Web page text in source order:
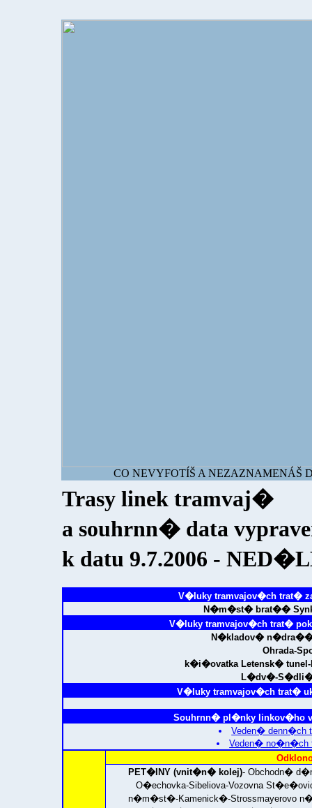
CO NEVYFOTÍŠ A NEZAZNAMENÁŠ
Trasy linek tramvaj�
a souhrnn� data
k datu 9.7.2006 -
V�luky tramvajov�ch trat�
N�m�st� brat��
V�luky tramvajov�ch trat�
N�kladov�
Ohrada-
k�i�ovatka Letensk�
L�dv�-
V�luky tramvajov�ch trat�
Souhrnn� pl�nky linkov�ho
Veden� denn�ch
Veden� no�n�ch
PET�INY (vnit�n� kolej)- Obchodn�
O�echovka-Sibeliova-Vozovna
n�m�st�-Kamenick�-Strossmayerovo